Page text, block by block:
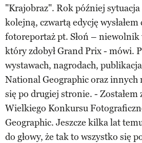
"Krajobraz". Rok później sytuacja
kolejną, czwartą edycję wysłałem
fotoreportaż pt. Słoń – niewolnik
który zdobył Grand Prix - mówi.
wystawach, nagrodach,
National Geographic oraz innych
się po drugiej stronie. -
Wielkiego Konkursu
Geographic. Jeszcze kilka lat
do głowy, że tak to wszystko się